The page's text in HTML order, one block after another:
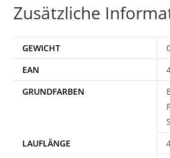
Zusätzliche
GEWICHT
EAN